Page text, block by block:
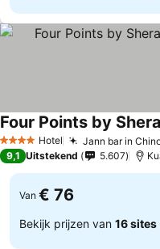
4 SterrenHotel Jann bar in
9,1 Uitstekend 5.607
Van € 76
Bekijk prijzen van 16 sites